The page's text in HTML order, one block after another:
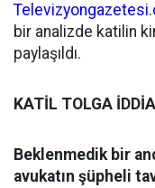
bir analizde katilin
paylaşıldı.
KATİL TOLGA
Beklenmedik bir
avukatın şüpheli